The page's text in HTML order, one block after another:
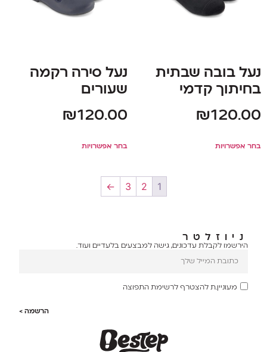
נעל בובה שבתית
בחיתוך קדמי
₪120.00
בחר אפשרויות
נעל סירה רקמה
שעורים
₪120.00
בחר אפשרויות
1
2
3
←
ניוזלטר
הירשמו לקבלת עדכונים, גישה למבצעים בלעדיים ועוד.
מעוניין.ת להצטרף לרשימת התפוצה
הרשמה >